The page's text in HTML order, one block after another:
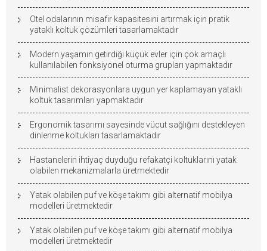
Otel odalarının misafir kapasitesini artırmak için pratik
yataklı koltuk çözümleri tasarlamaktadır
Modern yaşamın getirdiği küçük evler için çok amaçlı
kullanılabilen fonksiyonel oturma grupları yapmaktadır
Minimalist dekorasyonlara uygun yer kaplamayan yataklı
koltuk tasarımları yapmaktadır
Ergonomik tasarımı sayesinde vücut sağlığını destekleyen
dinlenme koltukları tasarlamaktadır
Hastanelerin ihtiyaç duyduğu refakatçi koltuklarını yatak
olabilen mekanizmalarla üretmektedir
Yatak olabilen puf ve köşe takımı gibi alternatif mobilya
modelleri üretmektedir
Yatak olabilen puf ve köşe takımı gibi alternatif mobilya
modelleri üretmektedir